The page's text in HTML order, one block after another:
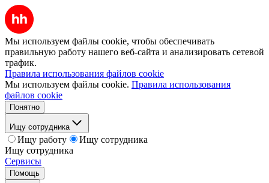
Мы используем файлы cookie, чтобы обеспечивать
правильную работу нашего веб-сайта и анализировать сетевой
трафик.
Правила использования файлов cookie
Мы используем файлы cookie. Правила использования
файлов cookie
Понятно
Ищу сотрудника
Ищу работу
Ищу сотрудника
Ищу сотрудника
Сервисы
Помощь